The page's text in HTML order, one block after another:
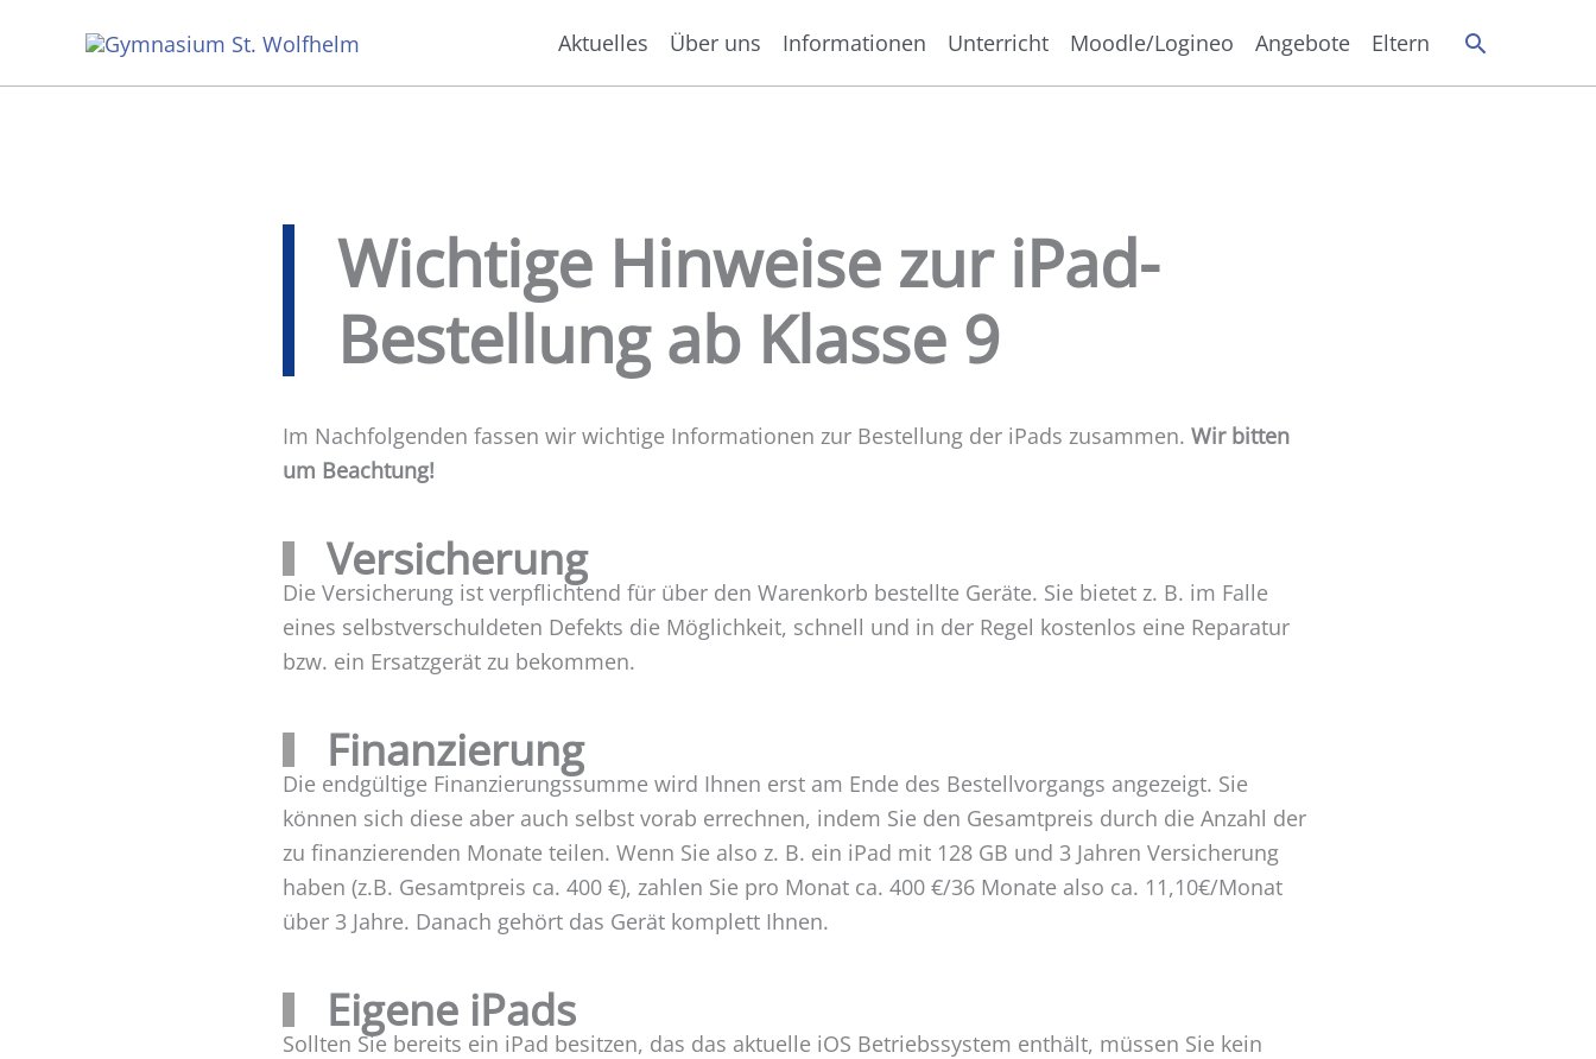
springen
Aktuelles Über uns Informationen Unterricht Moodle/Logineo Angebote Eltern Suchen
Wichtige Hinweise zur iPad-
Bestellung ab Klasse 9
Im Nachfolgenden fassen wir wichtige Informationen zur Bestellung der iPads zusammen. Wir bitten
um Beachtung!
Versicherung
Die Versicherung ist verpflichtend für über den Warenkorb bestellte Geräte. Sie bietet z. B. im Falle
eines selbstverschuldeten Defekts die Möglichkeit, schnell und in der Regel kostenlos eine Reparatur
bzw. ein Ersatzgerät zu bekommen.
Finanzierung
Die endgültige Finanzierungssumme wird Ihnen erst am Ende des Bestellvorgangs angezeigt. Sie
können sich diese aber auch selbst vorab errechnen, indem Sie den Gesamtpreis durch die Anzahl der
zu finanzierenden Monate teilen. Wenn Sie also z. B. ein iPad mit 128 GB und 3 Jahren Versicherung
haben (z.B. Gesamtpreis ca. 400 €), zahlen Sie pro Monat ca. 400 €/36 Monate also ca. 11,10€/Monat
über 3 Jahre. Danach gehört das Gerät komplett Ihnen.
Eigene iPads
Sollten Sie bereits ein iPad besitzen, das das aktuelle iOS Betriebssystem enthält, müssen Sie kein